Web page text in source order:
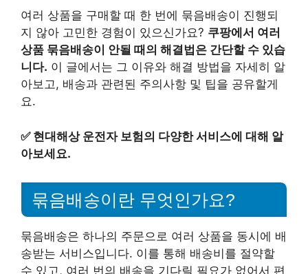
여러 상품을 구매할 때 한 번에 묶음배송이 진행되
지 않아 고민한 경험이 있으신가요? 쿠팡에서 여러
상품 묶음배송이 안될 때의 해결법은 간단할 수 있습
니다. 이 글에서는 그 이유와 해결 방법을 자세히 알
아보고, 배송과 관련된 주의사항 및 팁을 공유할게
요.
✅ 현대해상 운전자 보험의 다양한 서비스에 대해 알
아보세요.
묶음배송이란 무엇인가요?
묶음배송은 하나의 주문으로 여러 상품을 동시에 배
송받는 서비스입니다. 이를 통해 배송비를 절약할
수 있고, 여러 번의 배송을 기다릴 필요가 없어서 편